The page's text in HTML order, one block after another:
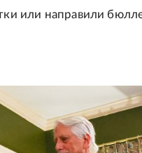
или направили